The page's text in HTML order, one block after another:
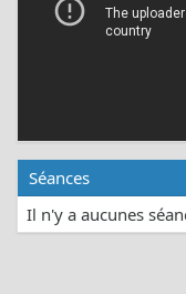
Séances
Il n'y a aucunes